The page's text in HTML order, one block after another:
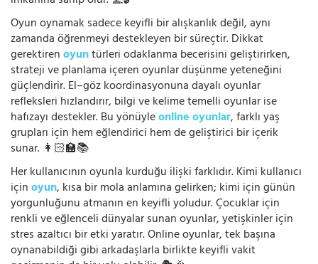
Oyun oynamak sadece keyifli bir alışkanlık değil, aynı
zamanda öğrenmeyi destekleyen bir süreçtir. Dikkat
gerektirenoyuntürleri odaklanma becerisini geliştirirken,
strateji ve planlama içeren oyunlar düşünme yeteneğini
güçlendirir. El–göz koordinasyonuna dayalı oyunlar
refleksleri hızlandırır, bilgi ve kelime temelli oyunlar ise
hafızayı destekler. Bu yönüyleonline oyunlar, farklı yaş
grupları için hem eğlendirici hem de geliştirici bir içerik
sunar. 👩🏻‍🏫📚
Her kullanıcının oyunla kurduğu ilişki farklıdır. Kimi kullanıcı
içinoyun, kısa bir mola anlamına gelirken; kimi için günün
yorgunluğunu atmanın en keyifli yoludur. Çocuklar için
renkli ve eğlenceli dünyalar sunan oyunlar, yetişkinler için
stres azaltıcı bir etki yaratır. Online oyunlar, tek başına
oynanabildiği gibi arkadaşlarla birlikte keyifli vakit